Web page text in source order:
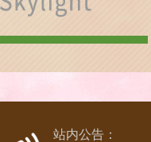
站内公告：